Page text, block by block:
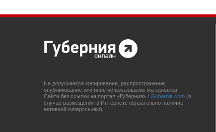
Не допускается копирование, распространение,
опубликование или иное использование материалов
Сайта без ссылки на портал «Губерния» / Gubernia.com (в
случае размещения в Интернете обязательно наличие
активной гиперссылки)